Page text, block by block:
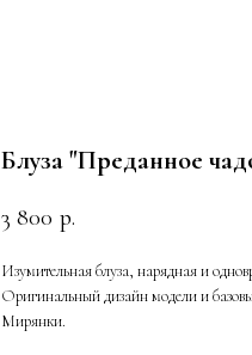
Блуза "Преданное
3 800 р.
Изумительная блуза, нарядная и
Оригинальный дизайн модели и
Мирянки.